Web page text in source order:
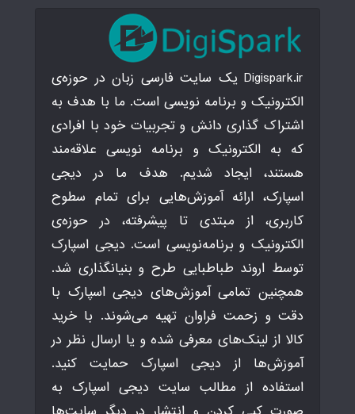
Digispark.ir یک سایت فارسی زبان در حوزه‌ی
الکترونیک و برنامه نویسی است. ما با هدف به
اشتراک گذاری دانش و تجربیات خود با افرادی
که به الکترونیک و برنامه نویسی علاقه‌مند
هستند، ایجاد شدیم. هدف ما در دیجی
اسپارک، ارائه آموزش‌هایی برای تمام سطوح
کاربری، از مبتدی تا پیشرفته، در حوزه‌ی
الکترونیک و برنامه‌نویسی است. دیجی اسپارک
توسط اروند طباطبایی طرح و بنیانگذاری شد.
همچنین تمامی آموزش‌های دیجی اسپارک با
دقت و زحمت فراوان تهیه می‌شوند. با خرید
کالا از لینک‌های معرفی شده و یا ارسال نظر در
آموزش‌ها از دیجی اسپارک حمایت کنید.
استفاده از مطالب سایت دیجی اسپارک به